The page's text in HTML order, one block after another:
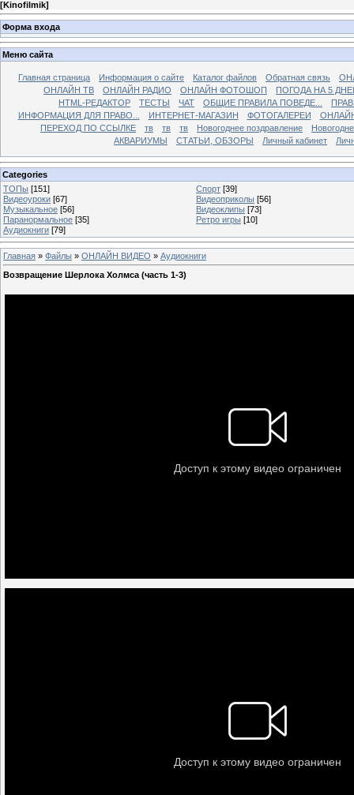
[Kinofilmik]
Форма входа
Меню сайта
Главная страница Информация о сайте Каталог файлов Обратная связь
ОНЛАЙН ТВ
ОНЛАЙН РАДИО ОНЛАЙН ФОТОШОП
ПОГОДА НА 5
HTML-РЕДАКТОР
ТЕСТЫ ЧАТ ОБЩИЕ ПРАВИЛА ПОВЕДЕ...
ИНФОРМАЦИЯ ДЛЯ ПРАВО...
ИНТЕРНЕТ-МАГАЗИН ФОТОГАЛЕРЕИ
ПЕРЕХОД ПО ССЫЛКЕ
тв тв тв Новогоднее поздравление
АКВАРИУМЫ
СТАТЬИ, ОБЗОРЫ Личный кабинет
Categories
ТОПы [151] Спорт [39]
Видеоуроки [67] Видеоприколы [56]
Музыкальное [56] Видеоклипы [73]
Паранормальное [35] Ретро игры [10]
Аудиокниги [79]
Главная » Файлы » ОНЛАЙН ВИДЕО » Аудиокниги
Возвращение Шерлока Холмса (часть 1-3)